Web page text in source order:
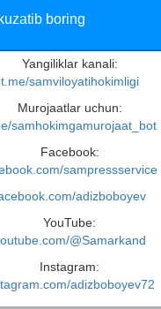
boring
Yangiliklar kanali:
t.me/samviloyatihokimligi
Murojaatlar uchun:
samhokimgamurojaat_bot
Facebook:
sampressservice
adizboboyev
YouTube:
@Samarkand
Instagram:
adizboboyev72